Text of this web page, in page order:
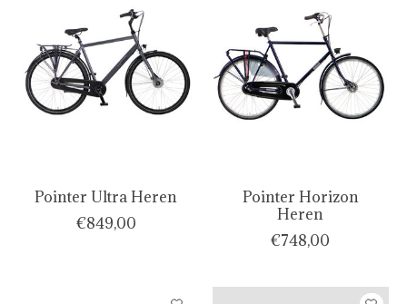
Pointer Ultra Heren
€849,00
Pointer Horizon
Heren
€748,00